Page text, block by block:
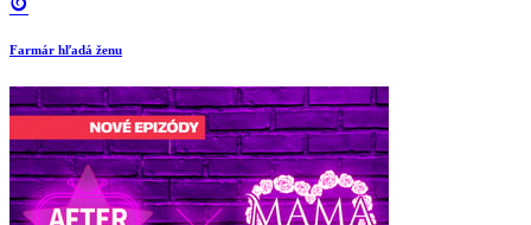
Farmár hľadá ženu